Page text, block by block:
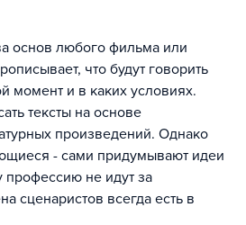
основ любого фильма или
что будут говорить
момент и в каких условиях.
тексты на основе
произведений. Однако
- сами придумывают идеи
профессию не идут за
сценаристов всегда есть в